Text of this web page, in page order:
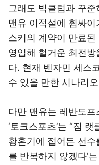
그래도 빅클럽과 꾸
맨유 이적설에 휩싸
스키의 계약이 만료
영입해 헐거운 최전
다. 현재 벤자민 세스
수 있을 만한 시나리
다만 맨유는 레반도
‘토크스포츠’는 “짐
황혼기에 접어든 선
를 반복하지 않겠다’